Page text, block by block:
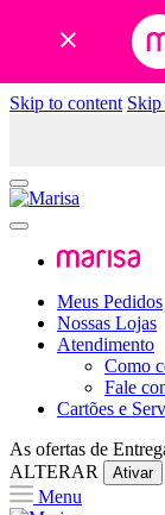
Skip to content Skip
Meus Pedidos
Nossas Lojas
Atendimento
Como
Fale
Cartões e
As ofertas de
ALTERAR
Ativar
Menu